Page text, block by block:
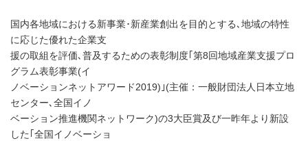
国内各地域における新事業･新産業創出を目的とする､地域の特性
に応じた優れた企業支
援の取組を評価､普及するための表彰制度｢第8回地域産業支援プロ
グラム表彰事業(イ
ノベーションネットアワード2019)｣(主催：一般財団法人日本立地
センター､全国イノ
ベーション推進機関ネットワーク)の3大臣賞及び一昨年より新設
した｢全国イノベーショ